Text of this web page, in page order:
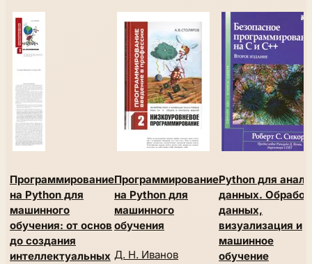
Программирование
на Python для
машинного
обучения: от основ
до создания
интеллектуальных
Программирование
на Python для
машинного
обучения
Д. Н. Иванов
Python для
данных.
данных,
визуализация и
машинное
обучение